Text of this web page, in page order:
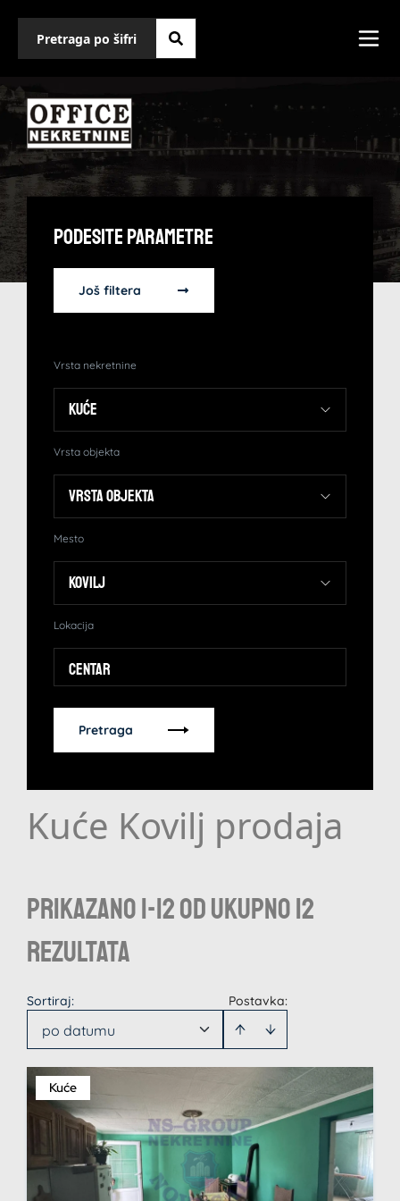
Podesite Parametre
Još filtera
Vrsta nekretnine
Vrsta objekta
Mesto
Lokacija
Centar
Pretraga
Kuće Kovilj prodaja
Prikazano 1-12 od ukupno 12
rezultata
Postavka:
Sortiraj:
po datumu
Kuće